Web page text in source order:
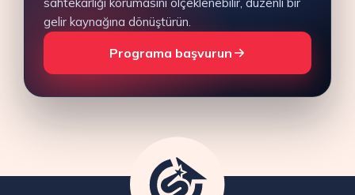
gelir kaynağına dönüştürün.
Programa başvurun